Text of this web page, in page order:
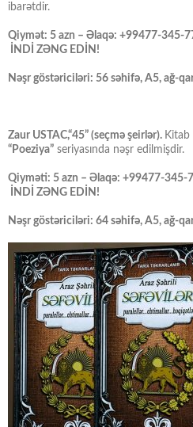
ibarətdir.
Qiymət: 5 azn – Əlaqə: +99477-345-
İNDİ ZƏNG EDİN!
Nəşr göstəriciləri: 56 səhifə, A5, ağ-
Zaur USTAC,“45” (seçmə şeirlər). Kitab
“Poeziya” seriyasında nəşr edilmişdir.
Qiyməti: 5 azn – Əlaqə: +99477-
İNDİ ZƏNG EDİN!
Nəşr göstəriciləri: 64 səhifə, A5, ağ-